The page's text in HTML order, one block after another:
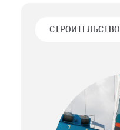
СТРОИТЕЛЬСТВО